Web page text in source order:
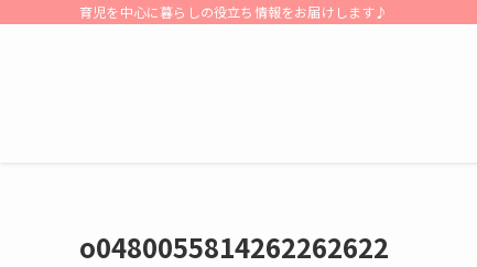
育児を中心に暮らしの役立ち情報をお届けします♪
o0480055814262262622